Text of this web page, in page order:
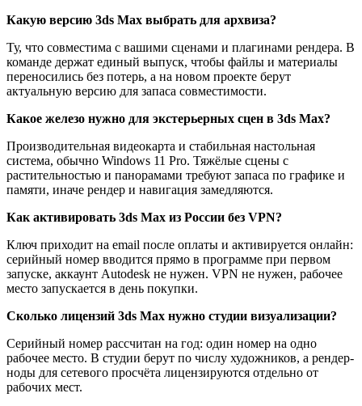
Какую версию 3ds Max выбрать для архвиза?
Ту, что совместима с вашими сценами и плагинами рендера. В
команде держат единый выпуск, чтобы файлы и материалы
переносились без потерь, а на новом проекте берут
актуальную версию для запаса совместимости.
Какое железо нужно для экстерьерных сцен в 3ds Max?
Производительная видеокарта и стабильная настольная
система, обычно Windows 11 Pro. Тяжёлые сцены с
растительностью и панорамами требуют запаса по графике и
памяти, иначе рендер и навигация замедляются.
Как активировать 3ds Max из России без VPN?
Ключ приходит на email после оплаты и активируется онлайн:
серийный номер вводится прямо в программе при первом
запуске, аккаунт Autodesk не нужен. VPN не нужен, рабочее
место запускается в день покупки.
Сколько лицензий 3ds Max нужно студии визуализации?
Серийный номер рассчитан на год: один номер на одно
рабочее место. В студии берут по числу художников, а рендер-
ноды для сетевого просчёта лицензируются отдельно от
рабочих мест.